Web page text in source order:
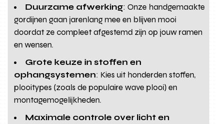
Duurzame afwerking: Onze handgemaakte
gordijnen gaan jarenlang mee en blijven mooi
doordat ze compleet afgestemd zijn op jouw ramen
en wensen.
Grote keuze in stoffen en
ophangsystemen: Kies uit honderden stoffen,
plooitypes (zoals de populaire wave plooi) en
montagemogelijkheden.
Maximale controle over licht en